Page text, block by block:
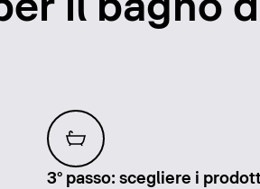
il bagno
3° passo: scegliere i